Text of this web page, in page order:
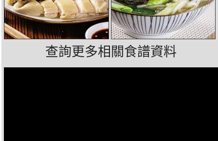
查詢更多相關食譜資料